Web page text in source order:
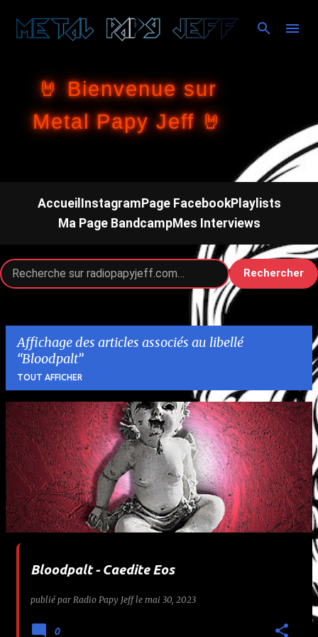
Accéder au contenu principal
🤘 Bienvenue sur
Metal Papy Jeff 🤘
Accueil InstagramPage FacebookPlaylists
Ma Page BandcampMes Interviews
Rechercher
Affichage des articles associés au libellé
Bloodpalt
TOUT AFFICHER
A
r
c
Bloodpalt - Caedite Eos
publié par Radio Papy Jeff le mai 30, 2023
0